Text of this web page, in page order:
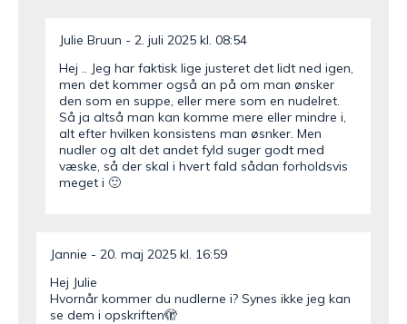
Julie Bruun
2. juli 2025 kl. 08:54
Hej .. Jeg har faktisk lige justeret det lidt ned igen,
men det kommer også an på om man ønsker
den som en suppe, eller mere som en nudelret.
Så ja altså man kan komme mere eller mindre i,
alt efter hvilken konsistens man øsnker. Men
nudler og alt det andet fyld suger godt med
væske, så der skal i hvert fald sådan forholdsvis
meget i 🙂
Jannie
20. maj 2025 kl. 16:59
Hej Julie
Hvornår kommer du nudlerne i? Synes ikke jeg kan
se dem i opskriften🫣